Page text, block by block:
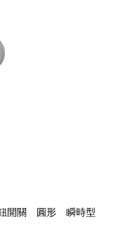
開關 圓形 瞬時型